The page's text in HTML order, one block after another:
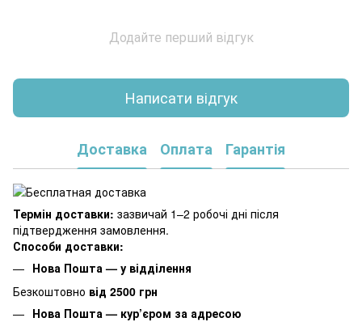
Додайте перший відгук
Написати відгук
Доставка Оплата Гарантія
Термін доставки: зазвичай 1–2 робочі дні після
підтвердження замовлення.
Способи доставки:
Нова Пошта — у відділення
Безкоштовно від 2500 грн
Нова Пошта — кур’єром за адресою